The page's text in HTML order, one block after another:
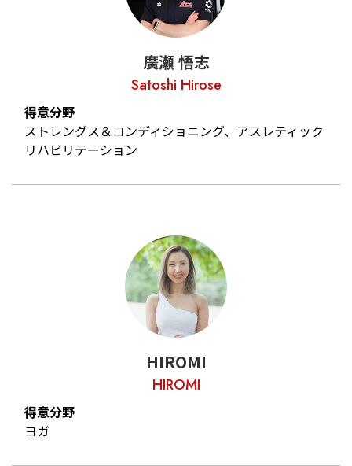
廣瀬 悟志
Satoshi Hirose
得意分野
ストレングス＆コンディショニング、アスレティック
リハビリテーション
HIROMI
HIROMI
得意分野
ヨガ